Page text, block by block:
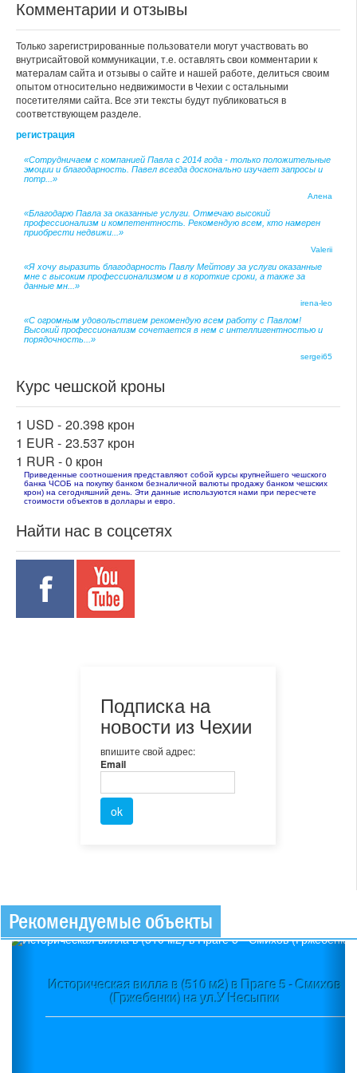
Комментарии и отзывы
Только зарегистрированные пользователи могут участвовать во
внутрисайтовой коммуникации, т.е. оставлять свои комментарии к
матералам сайта и отзывы о сайте и нашей работе, делиться своим
опытом относительно недвижимости в Чехии с остальными
посетителями сайта. Все эти тексты будут публиковаться в
соответствующем разделе.
регистрация
«Сотрудничаем с компанией Павла с 2014 года - только положительные
эмоции и благодарность. Павел всегда досконально изучает запросы и
потр...»
Алена
«Благодарю Павла за оказанные услуги. Отмечаю высокий
профессионализм и компетентность. Рекомендую всем, кто намерен
приобрести недвижи...»
Valerii
«Я хочу выразить благодарность Павлу Мейтову за услуги оказанные
мне с высоким профессионализмом и в короткие сроки, а также за
данные мн...»
irena-leo
«С огромным удовольствием рекомендую всем работу с Павлом!
Высокий профессионализм сочетается в нем с интеллигентностью и
порядочность...»
sergei65
Курс чешской кроны
1 USD - 20.398 крон
1 EUR - 23.537 крон
1 RUR -0 крон
Приведенные соотношения представляют собой курсы крупнейшего чешского
банка ЧСОБ на покупку банком безналичной валюты продажу банком чешских
крон) на сегодняшний день. Эти данные используются нами при пересчете
стоимости объектов в доллары и евро.
Найти нас в соцсетях
Подписка на
новости из Чехии
впишите свой адрес:
Email
Рекомендуемые объекты
Историческая вилла в (510 м2) в Праге 5 - Смихов
(Гржебенки) на ул.У Несыпки
Previous